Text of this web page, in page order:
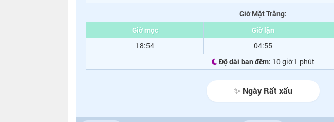
Giờ Mặt Trăng:
Giờ mọc
Giờ lặn
18:54
04:55
Độ dài ban đêm: 10 giờ 1 phút
✨ Ngày Rất xấu